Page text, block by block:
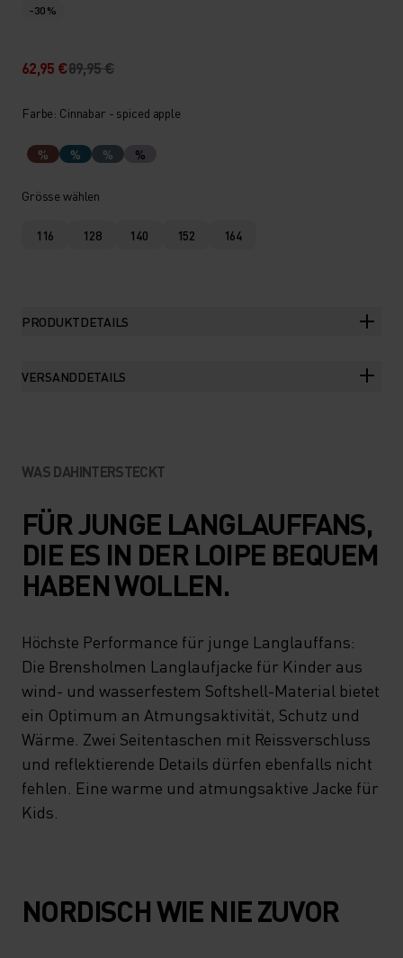
-30 %
62,95 €89,95 €
Farbe: Cinnabar - spiced apple
% % % %
Grösse wählen
116 128 140 152 164
PRODUKTDETAILS
VERSANDDETAILS
WAS DAHINTERSTECKT
FÜR JUNGE LANGLAUFFANS,
DIE ES IN DER LOIPE BEQUEM
HABEN WOLLEN.
Höchste Performance für junge Langlauffans:
Die Brensholmen Langlaufjacke für Kinder aus
wind- und wasserfestem Softshell-Material bietet
ein Optimum an Atmungsaktivität, Schutz und
Wärme. Zwei Seitentaschen mit Reissverschluss
und reflektierende Details dürfen ebenfalls nicht
fehlen. Eine warme und atmungsaktive Jacke für
Kids.
NORDISCH WIE NIE ZUVOR